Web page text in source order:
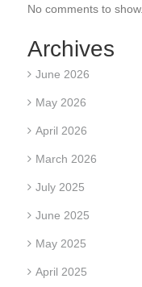
No comments to show.
Archives
June 2026
May 2026
April 2026
March 2026
July 2025
June 2025
May 2025
April 2025